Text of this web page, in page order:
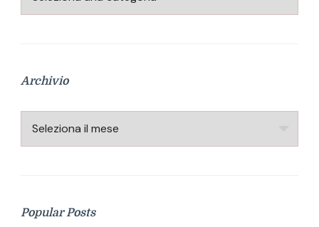
Archivio
Archivio
Popular Posts